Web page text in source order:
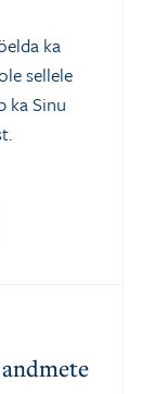
ka
sellele
ka Sinu